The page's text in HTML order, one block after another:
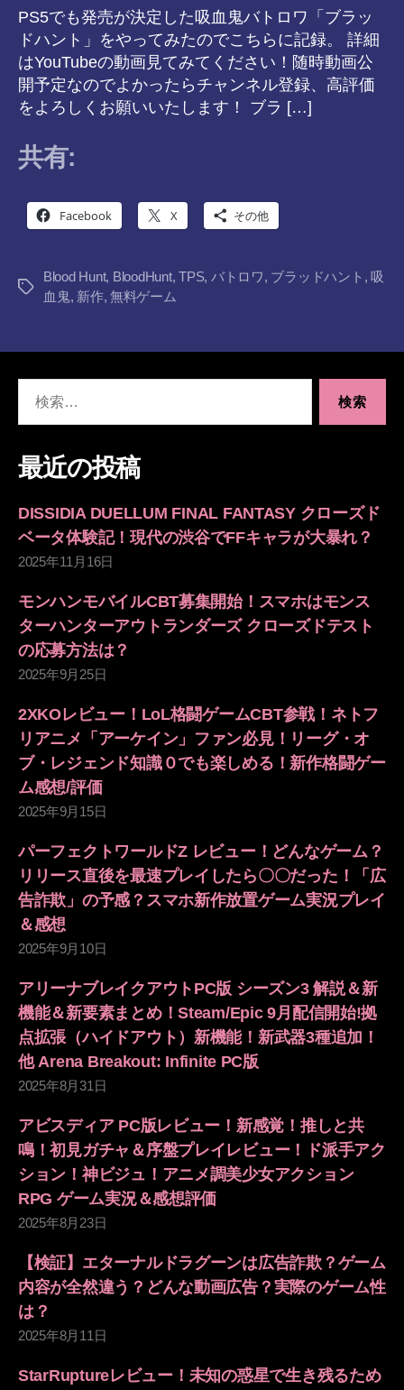
PS5でも発売が決定した吸血鬼バトロワ「ブラッ
ドハント」をやってみたのでこちらに記録。 詳細
はYouTubeの動画見てみてください！随時動画公
開予定なのでよかったらチャンネル登録、高評価
をよろしくお願いいたします！ ブラ […]
共有:
Facebook X その他
タ
Blood Hunt, BloodHunt,TPS, バトロワ, ブラッドハント ,吸
血鬼, 新作, 無料ゲーム
象:
最近の投稿
DISSIDIA DUELLUM FINAL FANTASY クローズド
ベータ体験記！現代の渋谷でFFキャラが大暴れ？
2025年11月16日
モンハンモバイルCBT募集開始！スマホはモンス
ターハンターアウトランダーズ クローズドテスト
の応募方法は？
2025年9月25日
2XKOレビュー！LoL格闘ゲームCBT参戦！ネトフ
リアニメ「アーケイン」ファン必見！リーグ・オ
ブ・レジェンド知識０でも楽しめる！新作格闘ゲー
ム感想/評価
2025年9月15日
パーフェクトワールドZ レビュー！どんなゲーム？
リリース直後を最速プレイしたら〇〇だった！「広
告詐欺」の予感？スマホ新作放置ゲーム実況プレイ
＆感想
2025年9月10日
アリーナブレイクアウトPC版 シーズン3 解説＆新
機能＆新要素まとめ！Steam/Epic 9月配信開始!拠
点拡張（ハイドアウト）新機能！新武器3種追加！
他 Arena Breakout: Infinite PC版
2025年8月31日
アビスディア PC版レビュー！新感覚！推しと共
鳴！初見ガチャ＆序盤プレイレビュー！ド派手アク
ション！神ビジュ！アニメ調美少女アクション
RPG ゲーム実況＆感想評価
2025年8月23日
【検証】エターナルドラグーンは広告詐欺？ゲーム
内容が全然違う？どんな動画広告？実際のゲーム性
は？
2025年8月11日
StarRuptureレビュー！未知の惑星で生き残るため